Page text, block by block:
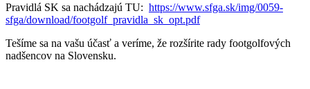
Pravidlá SK sa nachádzajú TU: https://www.sfga.sk/img/0059-
sfga/download/footgolf_pravidla_sk_opt.pdf
Tešíme sa na vašu účasť a veríme, že rozšírite rady footgolfových
nadšencov na Slovensku.